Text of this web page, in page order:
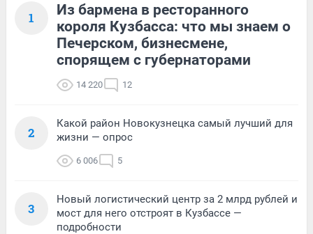
1
Из бармена в ресторанного
короля Кузбасса: что мы знаем о
Печерском, бизнесмене,
спорящем с губернаторами
14 220 12
2
Какой район Новокузнецка самый лучший для
жизни — опрос
6 006 5
3
Новый логистический центр за 2 млрд рублей и
мост для него отстроят в Кузбассе —
подробности